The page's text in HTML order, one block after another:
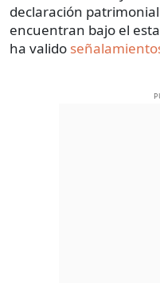
declaración
encuentran bajo el
ha valido